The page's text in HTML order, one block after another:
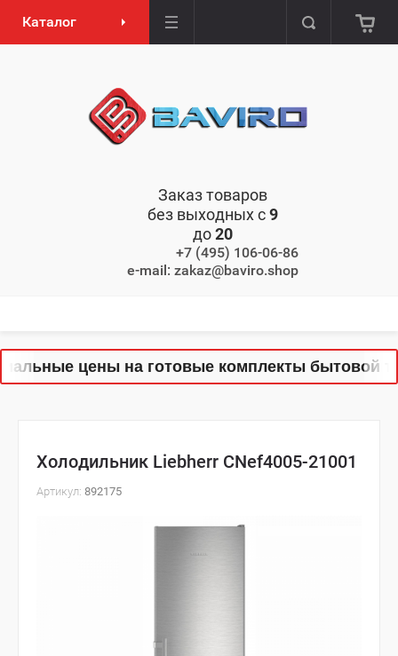
Каталог
Заказ товаров
без выходных с9
до20
+7 (495) 106-06-86
e-mail: zakaz@baviro.shop
цены на готовые комплекты бытовой
Холодильник Liebherr CNef4005-21001
Артикул: 892175